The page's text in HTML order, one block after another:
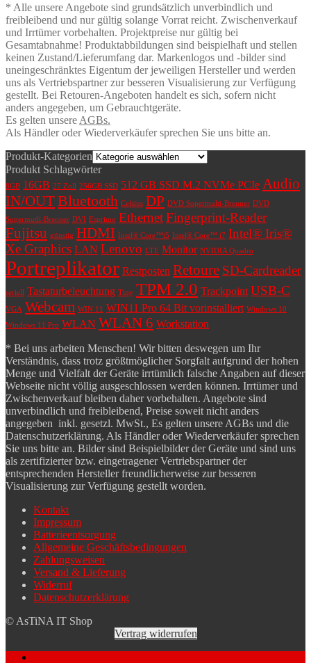
* Alle unsere Angebote sind grundsätzlich unverbindlich und
freibleibend und nur gültig solange Vorrat reicht. Zwischenverkauf
und Irrtümer vorbehalten. Projektpreise nur gültig bei
Gesamtabnahme! Produktabbildungen sind beispielhaft und stellen
keinen Zustand/Lieferumfang dar. Markenlogos und -bilder sind
uneingeschränktes Eigentum der jeweiligen Hersteller und werden
uns als Vertriebspartner zur besseren Visualisierung zur Verfügung
gestellt. Bei Retouren-Angeboten handelt es sich, sofern nicht
anders angegeben, um Gebrauchtgeräte.
Es gelten unsere AGBs.
Als Händler oder Wiederverkäufer sprechen Sie uns bitte an.
Produkt-Kategorien
Produkt Schlagwörter
8GB 16GB 27 Zoll 256GB SSD 512 GB SSD M.2 NVMe PCIe Audio
IN/OUTBluetooth Celsius DP DVD Supermulti-Brenner DVD
Supermutli-Brenner DVI Esprimo EthernetFingerprint-Reader
Fujitsu günstig HDMI Intel® Core™i5 Intel® Core™ i7 Intel® Iris®
Xe Graphics LAN Lenovo LTE Monitor NVIDIA Quadro
Portreplikator Restposten Retoure SD-Cardreader
seriell Tastaturbeleuchtung Tiny TPM 2.0 Trackpoint USB-C
VGA Webcam WIN 11 WIN11 Pro 64 Bit vorinstalliert Windows 10
Windows 11 Pro WLAN WLAN 6 Workstation
* Bei uns arbeiten Menschen! Wir bitten deswegen um Ihr
Verständnis, dass trotz größtmöglicher Sorgfalt aufgrund der hohen
Menge und Vielfalt der Geräte irrtümlich falsche Angaben auf dieser
Webseite nicht völlig ausgeschlossen werden können. Irrtümer und
Zwischenverkauf bleiben daher vorbehalten. Angebote sind
unverbindlich und freibleibend, Preise soweit nicht anders
angegeben inkl. gesetzl. MwSt., Es gelten unsere AGBs und die
Datenschutzerklärung. Als Händler oder Wiederverkäufer sprechen
Sie uns bitte an. Bilder sind Beispielbilder der Geräte und sind uns
als zertifizierter bzw. eingetragener Vertriebspartner der
entsprechenden Hersteller freundlicherweise zur besseren
Visualisierung zur Verfügung gestellt worden.
Kontakt
Impressum
Batterieentsorgung
Allgemeine Geschäftsbedingungen
Zahlungsweisen
Versand & Lieferung
Widerruf
Datenschutzerklärung
© AsTiNA IT Shop
Vertrag widerrufen